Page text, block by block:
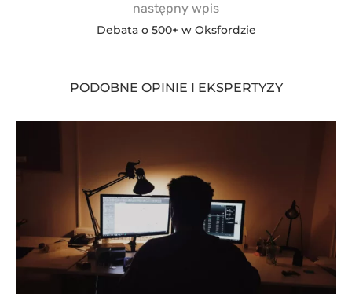
następny wpis
Debata o 500+ w Oksfordzie
PODOBNE OPINIE I EKSPERTYZY